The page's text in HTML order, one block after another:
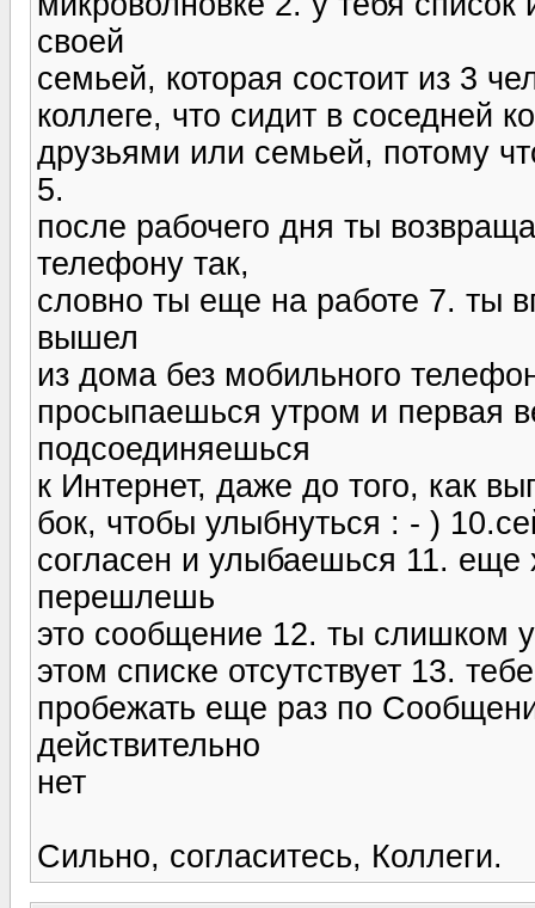
своей
семьей, которая состоит из 3
коллеге, что сидит в соседней
друзьями или семьей, потому
5.
после рабочего дня ты
телефону так,
словно ты еще на работе 7. ты
вышел
из дома без мобильного
просыпаешься утром и первая
подсоединяешься
к Интернет, даже до того, как
бок, чтобы улыбнуться : - )
согласен и улыбаешься 11.
перешлешь
это сообщение 12. ты слишком
этом списке отсутствует 13.
пробежать еще раз по
действительно
нет
Сильно, согласитесь, Коллеги.